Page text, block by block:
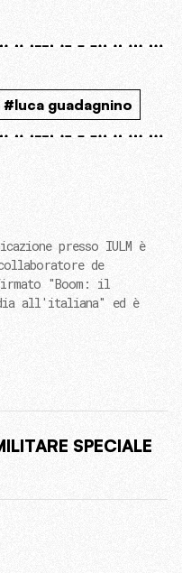
#luca guadagnino
presso IULM è
de
"Boom: il
all'italiana" ed è
SPECIALE